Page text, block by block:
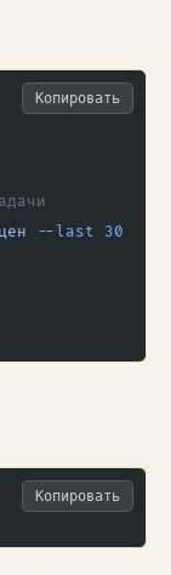
--last 30
Копировать
Копировать